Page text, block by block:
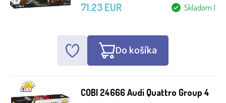
Skladom 1
71.23 EUR
Do košíka
COBI 24666 Audi Quattro Group 4